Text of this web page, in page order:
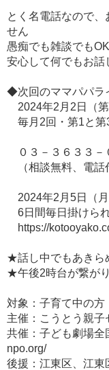
とく名電話なので、
せん
愚痴でも雑談でもOK
安心して何でもお話
◆次回のママパパラ
2024年2月2日（
毎月2回・第1と第
０３－３６３３－
（相談無料、電話
2024年2月5日（月
6日間毎日掛けら
https://
★話し中でもあきら
★午後2時台が繋が
対象：子育て中の方
主催：こうとう親子
共催：子ども劇場全
npo.org/
後援：江東区、江東